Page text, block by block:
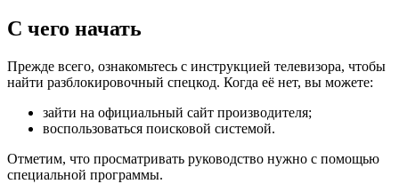
С чего начать
Прежде всего, ознакомьтесь с инструкцией телевизора, чтобы
найти разблокировочный спецкод. Когда её нет, вы можете:
зайти на официальный сайт производителя;
воспользоваться поисковой системой.
Отметим, что просматривать руководство нужно с помощью
специальной программы.